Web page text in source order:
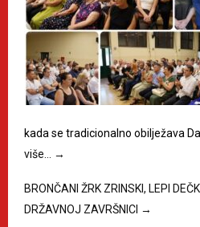
kada se tradicionalno obilježava
više…
→
BRONČANI ŽRK ZRINSKI, LEPI
DRŽAVNOJ ZAVRŠNICI →